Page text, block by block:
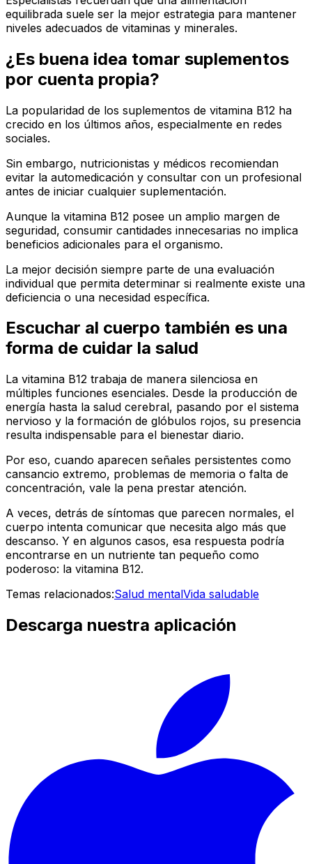
equilibrada suele ser la mejor estrategia para mantener
niveles adecuados de vitaminas y minerales.
¿Es buena idea tomar suplementos
por cuenta propia?
La popularidad de los suplementos de vitamina B12 ha
crecido en los últimos años, especialmente en redes
sociales.
Sin embargo, nutricionistas y médicos recomiendan
evitar la automedicación y consultar con un profesional
antes de iniciar cualquier suplementación.
Aunque la vitamina B12 posee un amplio margen de
seguridad, consumir cantidades innecesarias no implica
beneficios adicionales para el organismo.
La mejor decisión siempre parte de una evaluación
individual que permita determinar si realmente existe una
deficiencia o una necesidad específica.
Escuchar al cuerpo también es una
forma de cuidar la salud
La vitamina B12 trabaja de manera silenciosa en
múltiples funciones esenciales. Desde la producción de
energía hasta la salud cerebral, pasando por el sistema
nervioso y la formación de glóbulos rojos, su presencia
resulta indispensable para el bienestar diario.
Por eso, cuando aparecen señales persistentes como
cansancio extremo, problemas de memoria o falta de
concentración, vale la pena prestar atención.
A veces, detrás de síntomas que parecen normales, el
cuerpo intenta comunicar que necesita algo más que
descanso. Y en algunos casos, esa respuesta podría
encontrarse en un nutriente tan pequeño como
poderoso: la vitamina B12.
Temas relacionados:Salud mentalVida saludable
Descarga nuestra aplicación